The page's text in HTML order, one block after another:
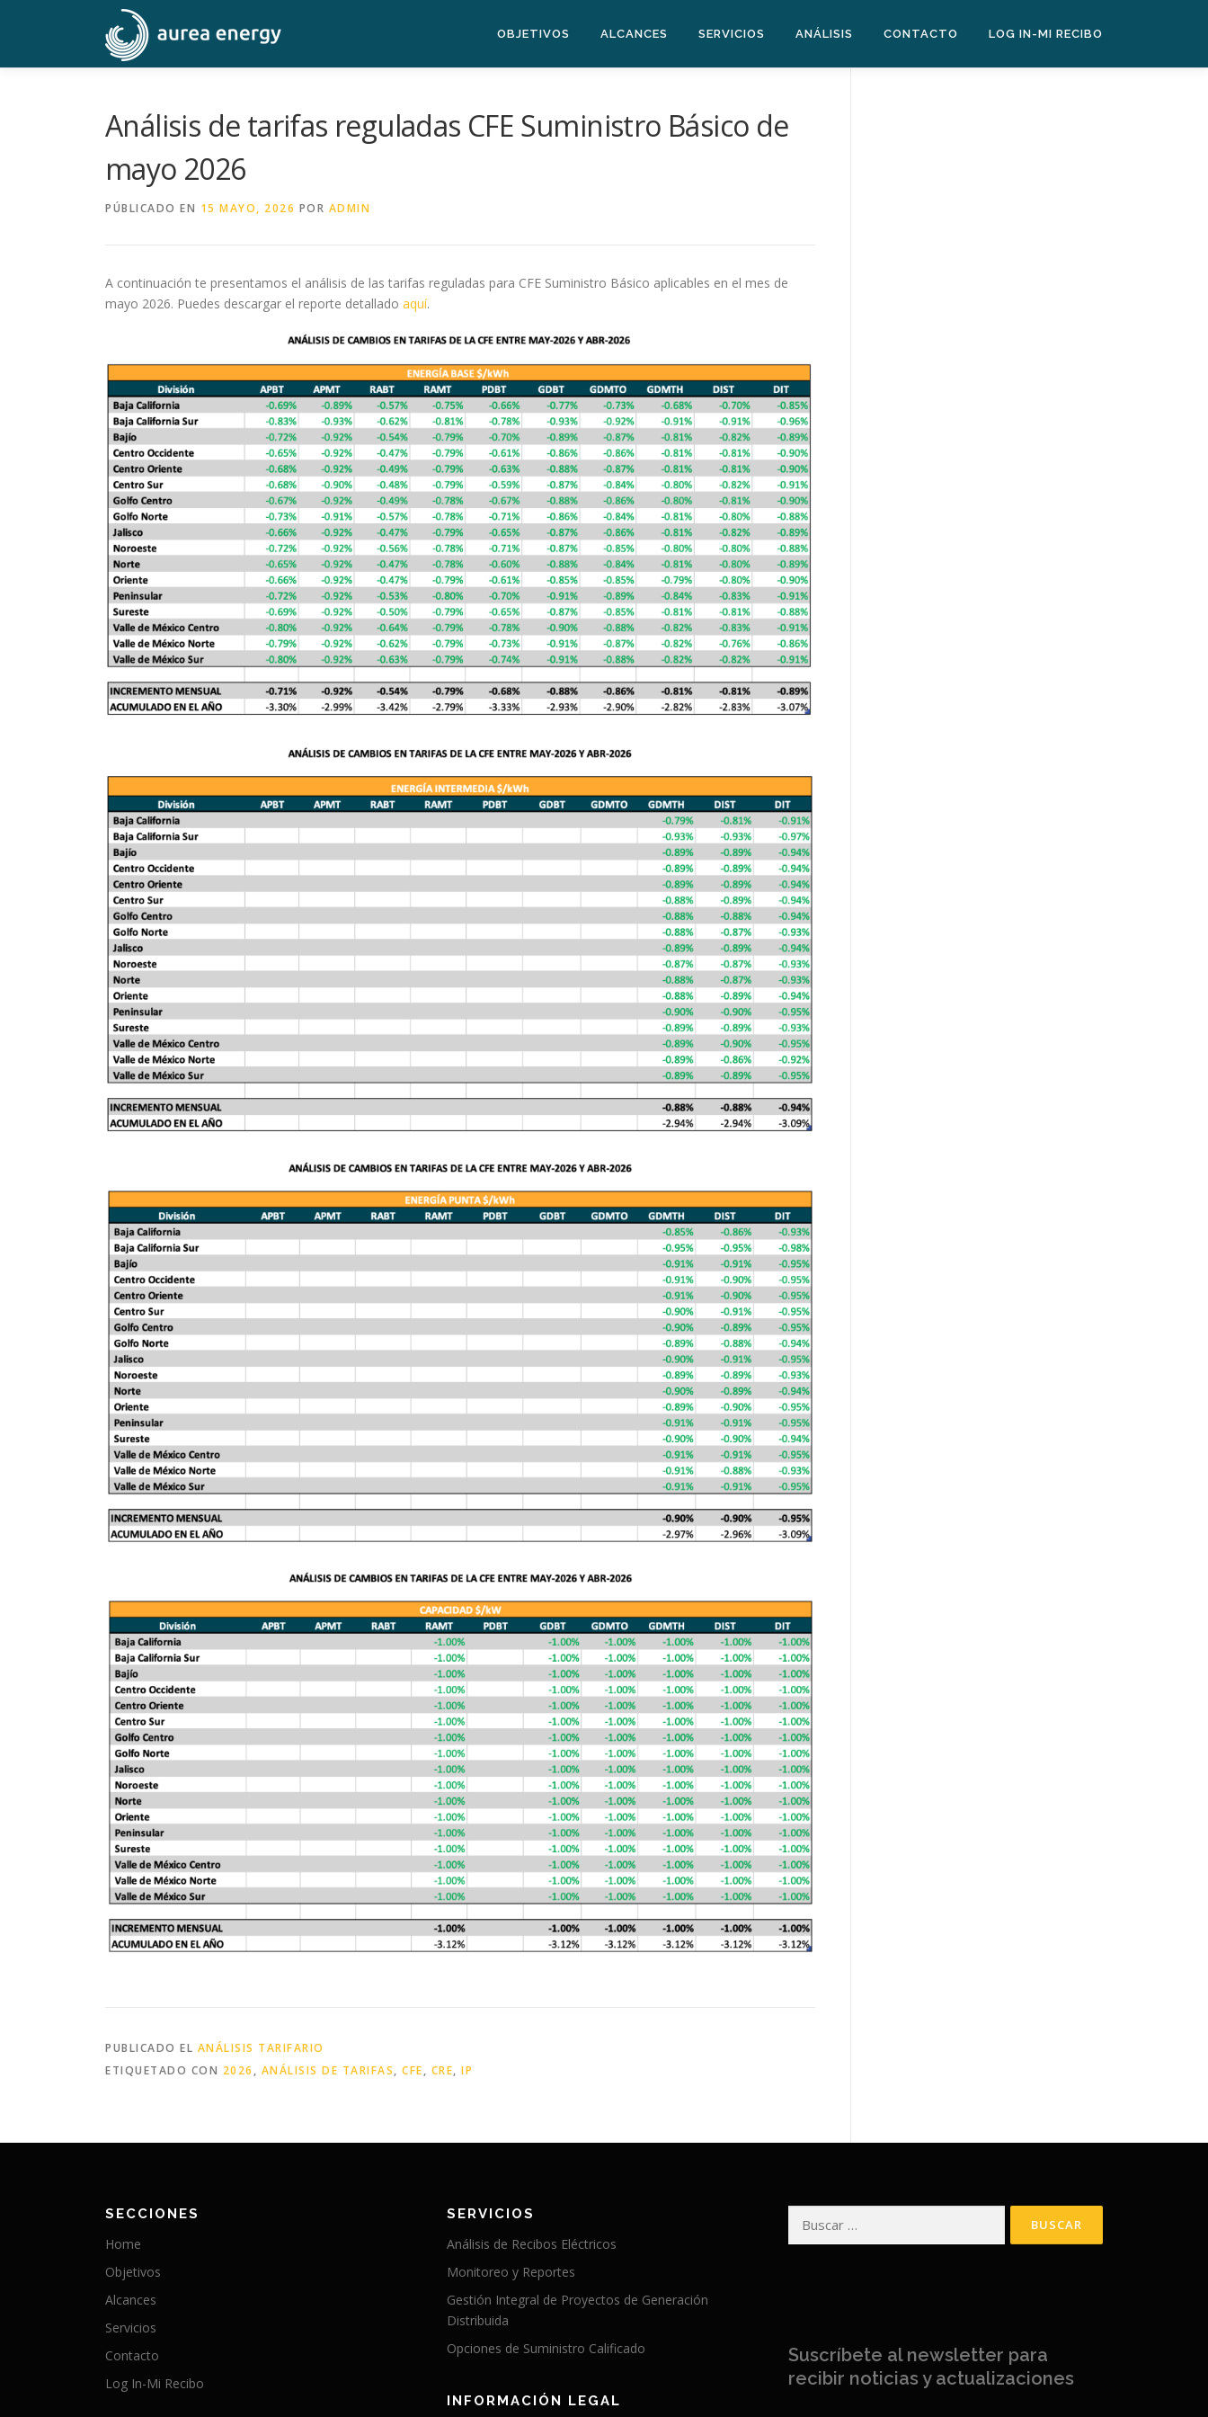
OBJETIVOS ALCANCES SERVICIOS ANÁLISIS CONTACTO LOG IN-MI RECIBO
Análisis de tarifas reguladas CFE Suministro Básico de
mayo 2026
PÚBLICADO EN 15 MAYO, 2026 POR ADMIN
A continuación te presentamos el análisis de las tarifas reguladas para CFE Suministro Básico aplicables en el mes de
mayo 2026. Puedes descargar el reporte detallado aquí.
PUBLICADO EL ANÁLISIS TARIFARIO
ETIQUETADO CON 2026 , ANÁLISIS DE TARIFAS, CFE, CRE, IP
SECCIONES
Home
Objetivos
Alcances
Servicios
Contacto
Log In-Mi Recibo
SERVICIOS
Análisis de Recibos Eléctricos
Monitoreo y Reportes
Gestión Integral de Proyectos de Generación
Distribuida
Opciones de Suministro Calificado
INFORMACIÓN LEGAL
Suscríbete al newsletter para
recibir noticias y actualizaciones